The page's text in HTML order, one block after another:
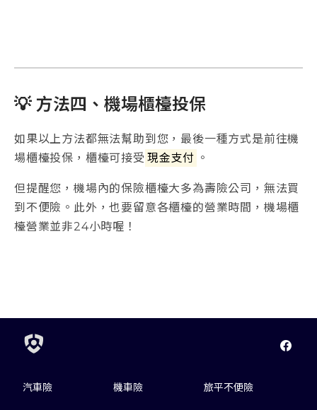
💡 方法四、機場櫃檯投保
如果以上方法都無法幫助到您，最後一種方式是前往機
場櫃檯投保，櫃檯可接受 現金支付 。
但提醒您，機場內的保險櫃檯大多為壽險公司，無法買
到不便險。此外，也要留意各櫃檯的營業時間，機場櫃
檯營業並非24小時喔！
汽車險 機車險 旅平不便險